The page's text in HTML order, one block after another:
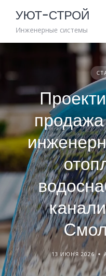
content
УЮТ-СТРОЙ
Инженерные системы
13 ИЮНЯ 2026